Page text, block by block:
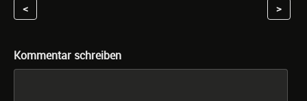
< >
Kommentar schreiben